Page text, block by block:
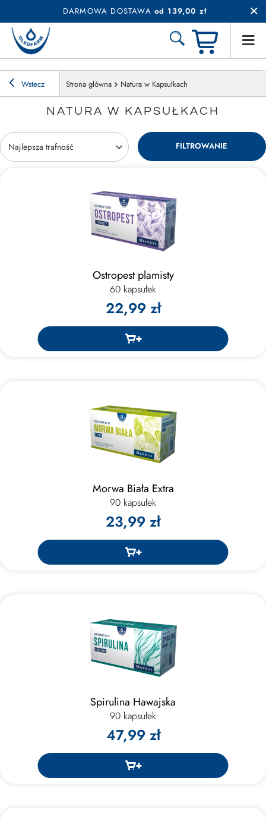
DARMOWA DOSTAWA od 139,00 zł
Wstecz Strona główna Natura w Kapsułkach
NATURA W KAPSUŁKACH
Zmień sortowanie
Najlepsza trafność FILTROWANIE
Ostropest plamisty
60 kapsułek
22,99 zł
Morwa Biała Extra
90 kapsułek
23,99 zł
Spirulina Hawajska
90 kapsułek
47,99 zł